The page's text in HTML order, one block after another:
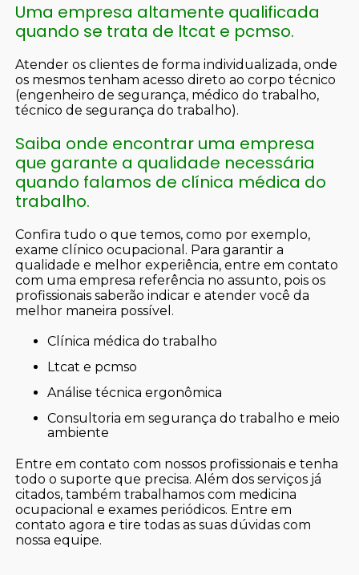
Uma empresa altamente qualificada
quando se trata de ltcat e pcmso.
Atender os clientes de forma individualizada, onde
os mesmos tenham acesso direto ao corpo técnico
(engenheiro de segurança, médico do trabalho,
técnico de segurança do trabalho).
Saiba onde encontrar uma empresa
que garante a qualidade necessária
quando falamos de clínica médica do
trabalho.
Confira tudo o que temos, como por exemplo,
exame clínico ocupacional. Para garantir a
qualidade e melhor experiência, entre em contato
com uma empresa referência no assunto, pois os
profissionais saberão indicar e atender você da
melhor maneira possível.
clínica médica do trabalho
ltcat e pcmso
análise técnica ergonômica
consultoria em segurança do trabalho e meio
ambiente
Entre em contato com nossos profissionais e tenha
todo o suporte que precisa. Além dos serviços já
citados, também trabalhamos com medicina
ocupacional e exames periódicos. Entre em
contato agora e tire todas as suas dúvidas com
nossa equipe.